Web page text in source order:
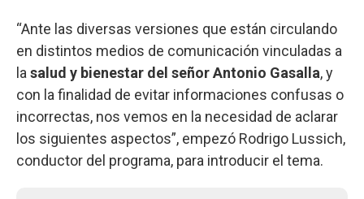
“Ante las diversas versiones que están circulando
en distintos medios de comunicación vinculadas a
la salud y bienestar del señor Antonio Gasalla, y
con la finalidad de evitar informaciones confusas o
incorrectas, nos vemos en la necesidad de aclarar
los siguientes aspectos”, empezó Rodrigo Lussich,
conductor del programa, para introducir el tema.